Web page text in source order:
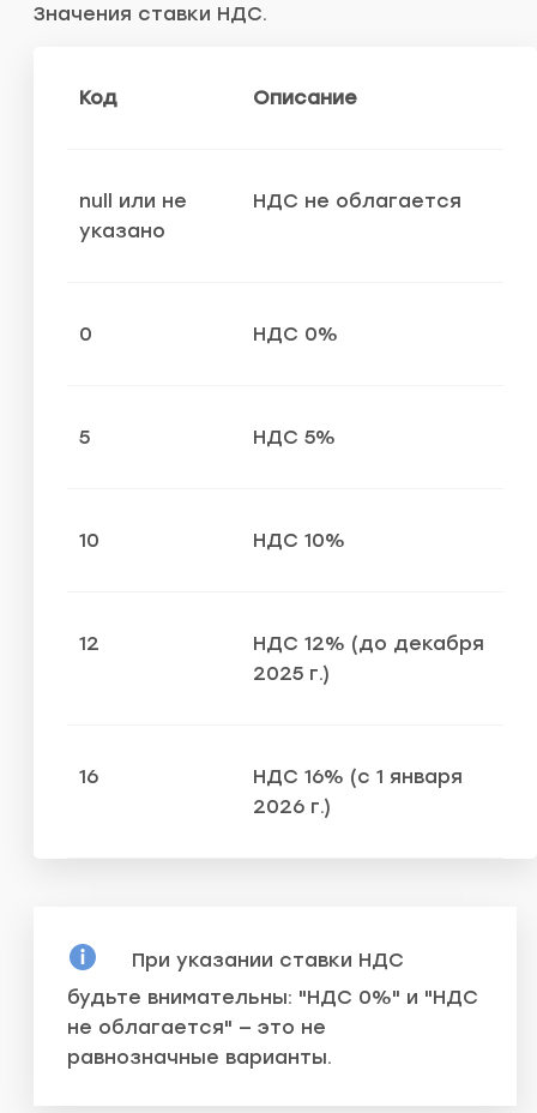
Значения ставки НДС.
Код Описание
null или не
указано
НДС не облагается
0 НДС 0%
5 НДС 5%
10 НДС 10%
12
НДС 12% (до декабря
2025 г.)
16
НДС 16% (с 1 января
2026 г.)
При указании ставки НДС
будьте внимательны: "НДС 0%" и "НДС
не облагается" — это не
равнозначные варианты.